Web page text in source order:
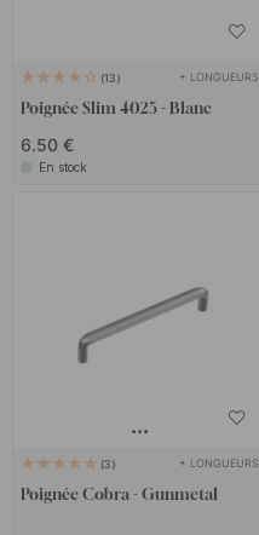
13 + LONGUEURS
Poignée Slim 4025 - Blanc
6.50 €
En stock
3 + LONGUEURS
Poignée Cobra - Gunmetal